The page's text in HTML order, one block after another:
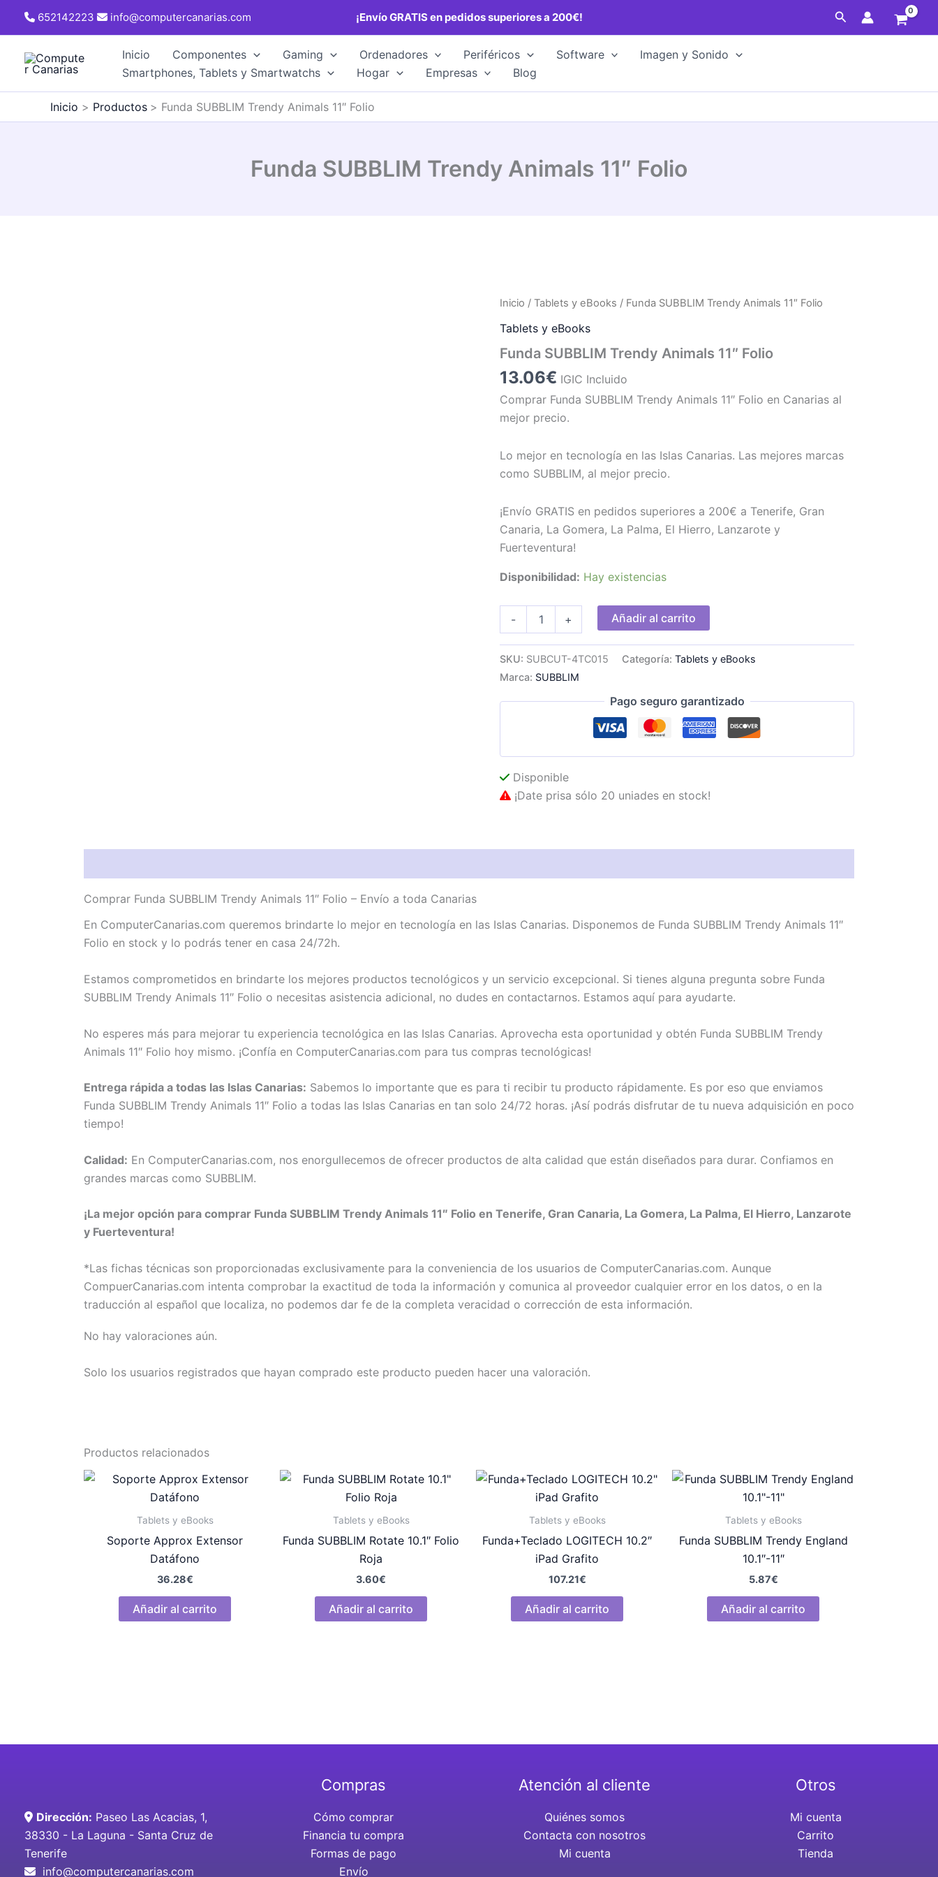
652142223 info@computercanarias.com ¡Envío GRATIS en pedidos superiores a 200€! Buscar
Inicio Componentes Gaming Ordenadores Periféricos Software
Imagen y Sonido
Smartphones, Tablets y Smartwatchs
Hogar Empresas Blog
Inicio Productos Funda SUBBLIM Trendy Animals 11″ Folio
Funda SUBBLIM Trendy Animals 11″ Folio
Inicio /Tablets y eBooks / Funda SUBBLIM Trendy Animals 11″ Folio
Tablets y eBooks
Funda SUBBLIM Trendy Animals 11″ Folio
13.06€ IGIC Incluido
Comprar Funda SUBBLIM Trendy Animals 11″ Folio en Canarias al
mejor precio.
Lo mejor en tecnología en las Islas Canarias. Las mejores marcas
como SUBBLIM, al mejor precio.
¡Envío GRATIS en pedidos superiores a 200€ a Tenerife, Gran
Canaria, La Gomera, La Palma, El Hierro, Lanzarote y
Fuerteventura!
Disponibilidad: Hay existencias
-
SUBBLIM
Animals
Folio
+ Añadir al carrito
SKU: SUBCUT-4TC015 Categoría:Tablets y eBooks
Marca: SUBBLIM
Pago seguro garantizado
Disponible
¡Date prisa sólo 20 uniades en stock!
Comprar Funda SUBBLIM Trendy Animals 11″ Folio – Envío a toda Canarias
En ComputerCanarias.com queremos brindarte lo mejor en tecnología en las Islas Canarias. Disponemos de Funda SUBBLIM Trendy Animals 11″
Folio en stock y lo podrás tener en casa 24/72h.
Estamos comprometidos en brindarte los mejores productos tecnológicos y un servicio excepcional. Si tienes alguna pregunta sobre Funda
SUBBLIM Trendy Animals 11″ Folio o necesitas asistencia adicional, no dudes en contactarnos. Estamos aquí para ayudarte.
No esperes más para mejorar tu experiencia tecnológica en las Islas Canarias. Aprovecha esta oportunidad y obtén Funda SUBBLIM Trendy
Animals 11″ Folio hoy mismo. ¡Confía en ComputerCanarias.com para tus compras tecnológicas!
Entrega rápida a todas las Islas Canarias: Sabemos lo importante que es para ti recibir tu producto rápidamente. Es por eso que enviamos
Funda SUBBLIM Trendy Animals 11″ Folio a todas las Islas Canarias en tan solo 24/72 horas. ¡Así podrás disfrutar de tu nueva adquisición en poco
tiempo!
Calidad: En ComputerCanarias.com, nos enorgullecemos de ofrecer productos de alta calidad que están diseñados para durar. Confiamos en
grandes marcas como SUBBLIM.
¡La mejor opción para comprar Funda SUBBLIM Trendy Animals 11″ Folio en Tenerife, Gran Canaria, La Gomera, La Palma, El Hierro, Lanzarote
y Fuerteventura!
*Las fichas técnicas son proporcionadas exclusivamente para la conveniencia de los usuarios de ComputerCanarias.com. Aunque
CompuerCanarias.com intenta comprobar la exactitud de toda la información y comunica al proveedor cualquier error en los datos, o en la
traducción al español que localiza, no podemos dar fe de la completa veracidad o corrección de esta información.
No hay valoraciones aún.
Solo los usuarios registrados que hayan comprado este producto pueden hacer una valoración.
Productos relacionados
Tablets y eBooks
Soporte Approx Extensor
Datáfono
36.28€
Añadir al carrito
Tablets y eBooks
Funda SUBBLIM Rotate 10.1″ Folio
Roja
3.60€
Añadir al carrito
Tablets y eBooks
Funda+Teclado LOGITECH 10.2″
iPad Grafito
107.21€
Añadir al carrito
Tablets y eBooks
Funda SUBBLIM Trendy England
10.1″-11″
5.87€
Añadir al carrito
Dirección: Paseo Las Acacias, 1,
38330 - La Laguna - Santa Cruz de
Tenerife
info@computercanarias.com
Compras
Cómo comprar
Financia tu compra
Formas de pago
Envío
Atención al cliente
Quiénes somos
Contacta con nosotros
Mi cuenta
Otros
Mi cuenta
Carrito
Tienda
Folio
cantidad